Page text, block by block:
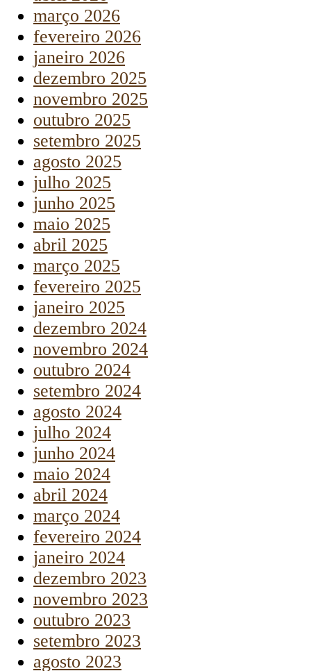
março 2026
fevereiro 2026
janeiro 2026
dezembro 2025
novembro 2025
outubro 2025
setembro 2025
agosto 2025
julho 2025
junho 2025
maio 2025
abril 2025
março 2025
fevereiro 2025
janeiro 2025
dezembro 2024
novembro 2024
outubro 2024
setembro 2024
agosto 2024
julho 2024
junho 2024
maio 2024
abril 2024
março 2024
fevereiro 2024
janeiro 2024
dezembro 2023
novembro 2023
outubro 2023
setembro 2023
agosto 2023